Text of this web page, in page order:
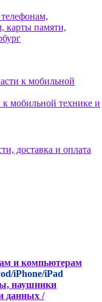
и компьютерам
iPhone/iPad
наушники
данных /